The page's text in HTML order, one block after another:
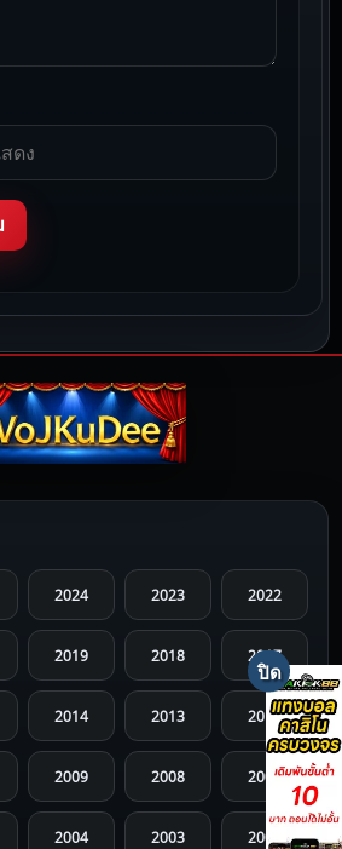
2024 2023 2022
2019 2018 2017
2014 2013 2012
2009 2008 2007
2004 2003 2002